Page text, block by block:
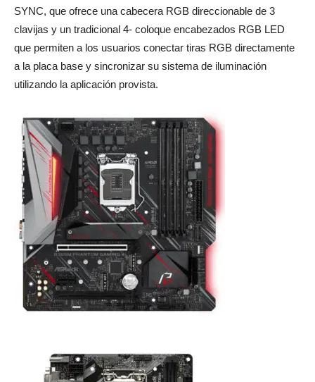
SYNC, que ofrece una cabecera RGB direccionable de 3
clavijas y un tradicional 4- coloque encabezados RGB LED
que permiten a los usuarios conectar tiras RGB directamente
a la placa base y sincronizar su sistema de iluminación
utilizando la aplicación provista.